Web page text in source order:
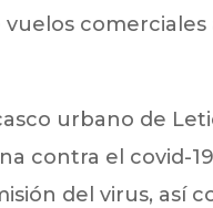
comerciales
urbano de
contra el covid-
del virus, así